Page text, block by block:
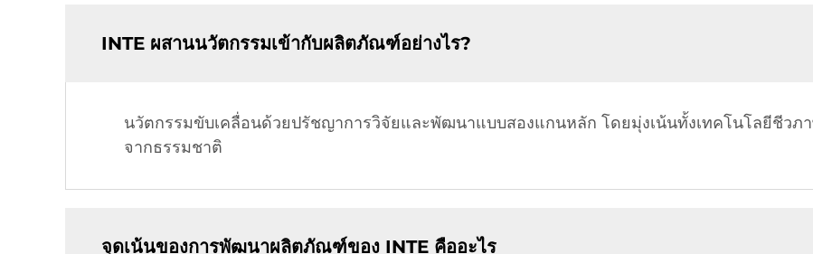
INTE ผสานนวัตกรรมเข้ากับผลิตภัณฑ์อย่างไร?
นวัตกรรมขับเคลื่อนด้วยปรัชญาการวิจัยและพัฒนาแบบสองแกนหลัก โดยมุ่งเน้นทั้งเทคโนโลยีชีวภ
จากธรรมชาติ
จุดเน้นของการพัฒนาผลิตภัณฑ์ของ INTE คืออะไร